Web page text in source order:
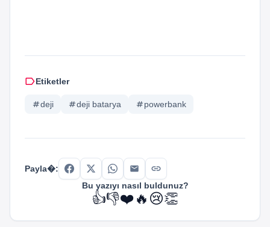
labelEtiketler
tagdeji tagdeji batarya tagpowerbank
Payla�: link
Bu yazıyı nasıl buldunuz?
👍👎❤️🔥 😢👏